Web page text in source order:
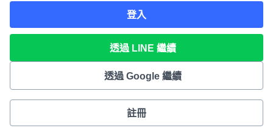
登入
透過 LINE 繼續
透過 Google 繼續
註冊